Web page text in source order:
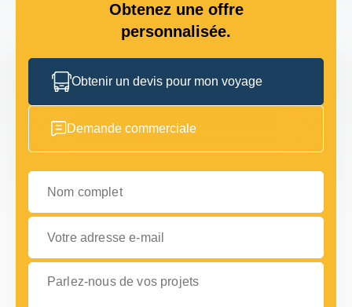
Obtenez une offre
personnalisée.
Obtenir un devis pour mon voyage
Demande commerciale
Nom complet
Votre adresse e-mail
Parlez-nous de vos projets